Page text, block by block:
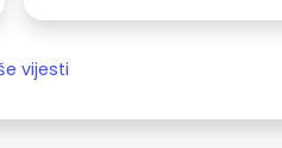
vijesti